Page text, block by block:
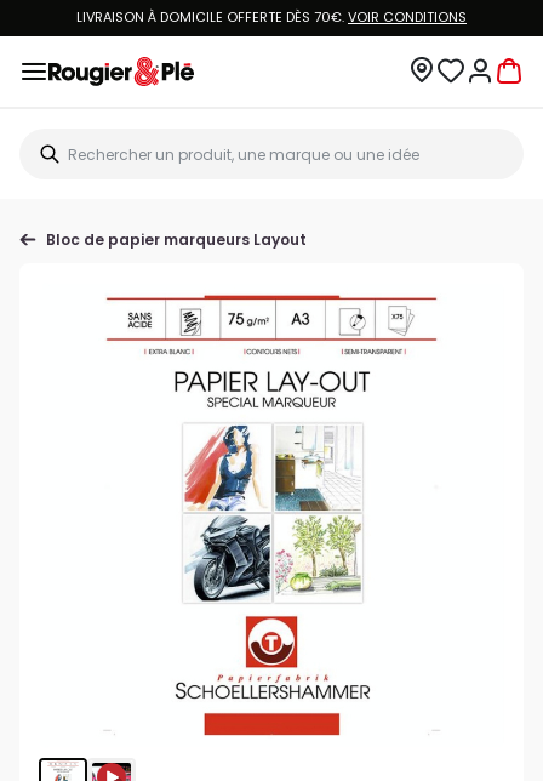
LIVRAISON À DOMICILE OFFERTE DÈS 70€.VOIR CONDITIONS
Bloc de papier marqueurs Layout